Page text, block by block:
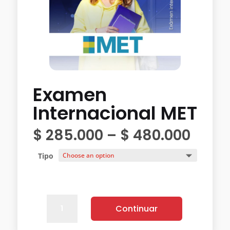
Examen
Internacional MET
$ 285.000 – $ 480.000
Tipo
Continuar